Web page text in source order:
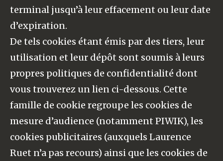
terminal jusqu’à leur effacement ou leur date
d’expiration.
De tels cookies étant émis par des tiers, leur
utilisation et leur dépôt sont soumis à leurs
propres politiques de confidentialité dont
vous trouverez un lien ci-dessous. Cette
famille de cookie regroupe les cookies de
mesure d’audience (notamment PIWIK), les
cookies publicitaires (auxquels Laurence
Ruet n’a pas recours) ainsi que les cookies de